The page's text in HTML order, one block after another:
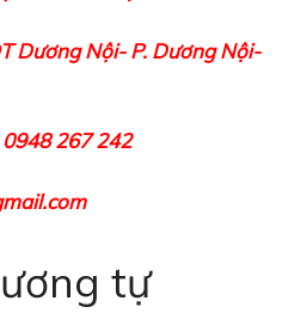
Dương Nội- P. Dương Nội-
267 242
tự